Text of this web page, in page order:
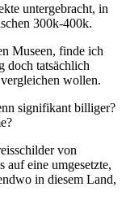
untergebracht, in
300k-400k.
Museen, finde ich
doch tatsächlich
wollen.
signifikant billiger?
von
auf eine umgesetzte,
in diesem Land,